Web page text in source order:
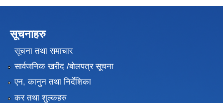
सूचनाहरु
सूचना तथा समाचार
सार्वजनिक खरीद /बोलपत्र सूचना
एन, कानुन तथा निर्देशिका
कर तथा शुल्कहरु